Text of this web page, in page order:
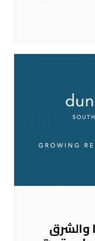
والشرق